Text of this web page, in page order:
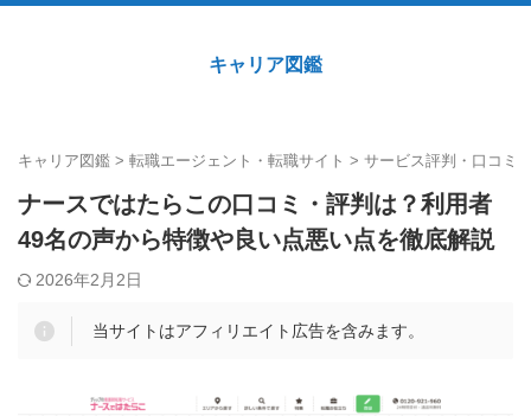
キャリア図鑑
キャリア図鑑 > 転職エージェント・転職サイト > サービス評判・口コミ
ナースではたらこの口コミ・評判は？利用者
49名の声から特徴や良い点悪い点を徹底解説
2026年2月2日
当サイトはアフィリエイト広告を含みます。